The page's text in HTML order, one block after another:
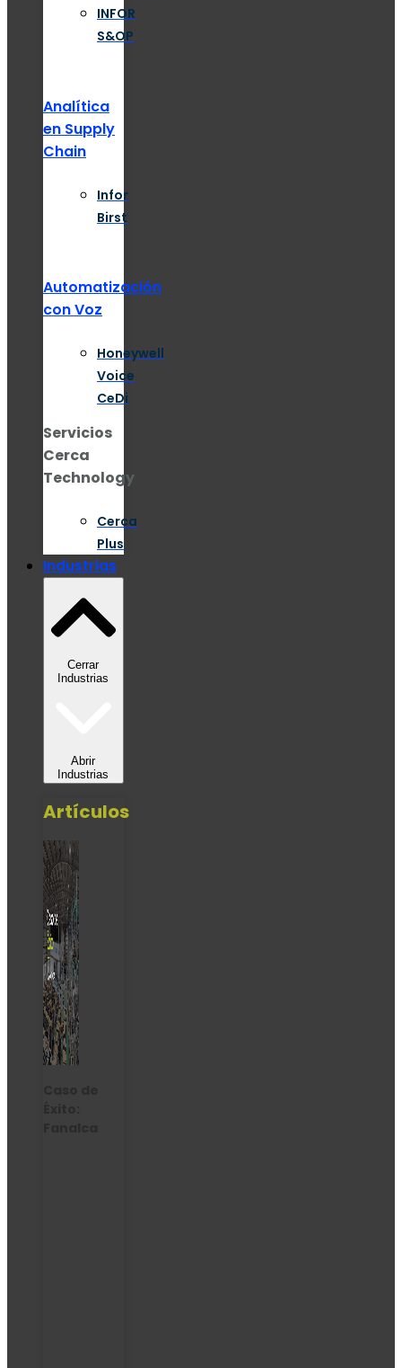
INFOR
S&OP
Analítica
en Supply
Chain
Infor
Birst
Automatización
con Voz
Honeywell
Voice
CeDi
Servicios
Cerca
Technology
Cerca
Plus
Industrias
Cerrar
Industrias
Abrir
Industrias
Artículos